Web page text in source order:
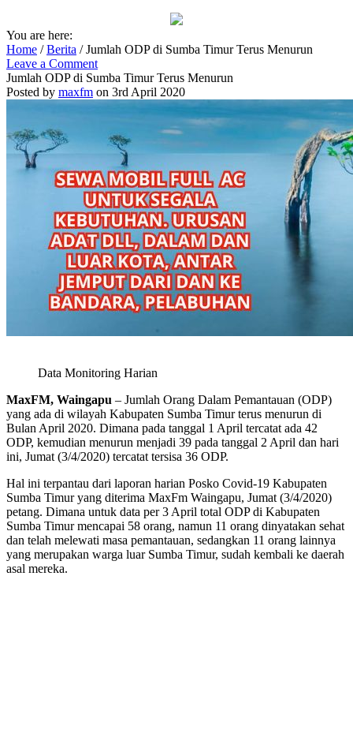
You are here:
Home /Berita /Jumlah ODP di Sumba Timur Terus Menurun
Leave a Comment
Jumlah ODP di Sumba Timur Terus Menurun
Posted by maxfm on 3rd April 2020
Data Monitoring Harian
MaxFM, Waingapu – Jumlah Orang Dalam Pemantauan (ODP)
yang ada di wilayah Kabupaten Sumba Timur terus menurun di
Bulan April 2020. Dimana pada tanggal 1 April tercatat ada 42
ODP, kemudian menurun menjadi 39 pada tanggal 2 April dan hari
ini, Jumat (3/4/2020) tercatat tersisa 36 ODP.
Hal ini terpantau dari laporan harian Posko Covid-19 Kabupaten
Sumba Timur yang diterima MaxFm Waingapu, Jumat (3/4/2020)
petang. Dimana untuk data per 3 April total ODP di Kabupaten
Sumba Timur mencapai 58 orang, namun 11 orang dinyatakan sehat
dan telah melewati masa pemantauan, sedangkan 11 orang lainnya
yang merupakan warga luar Sumba Timur, sudah kembali ke daerah
asal mereka.